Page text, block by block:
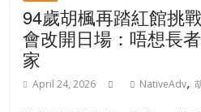
94歲胡楓再踏紅館挑
會改開日場：唔想長
家
April 24, 2026 NativeAdv,